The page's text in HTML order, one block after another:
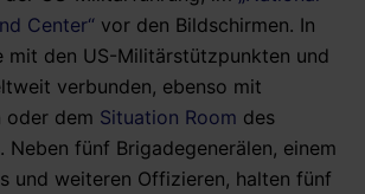
Center“ vor den Bildschirmen. In
mit den US-Militärstützpunkten und
verbunden, ebenso mit
oder dem Situation Room des
Neben fünf Brigadegenerälen, einem
und weiteren Offizieren, halten fünf